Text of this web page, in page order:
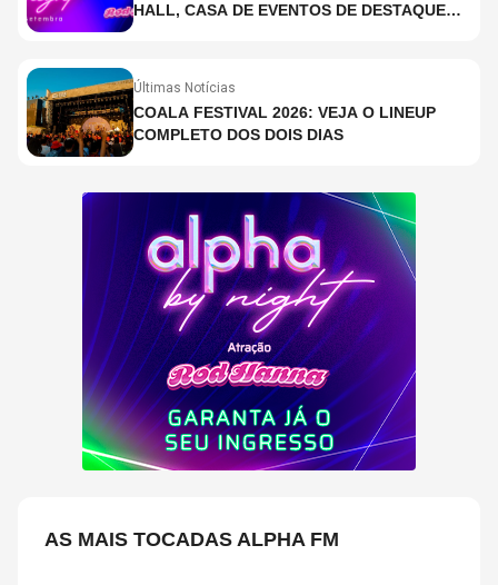
HALL, CASA DE EVENTOS DE DESTAQUE
Últimas Notícias
COALA FESTIVAL 2026: VEJA O LINEUP
COMPLETO DOS DOIS DIAS
AS MAIS TOCADAS ALPHA FM